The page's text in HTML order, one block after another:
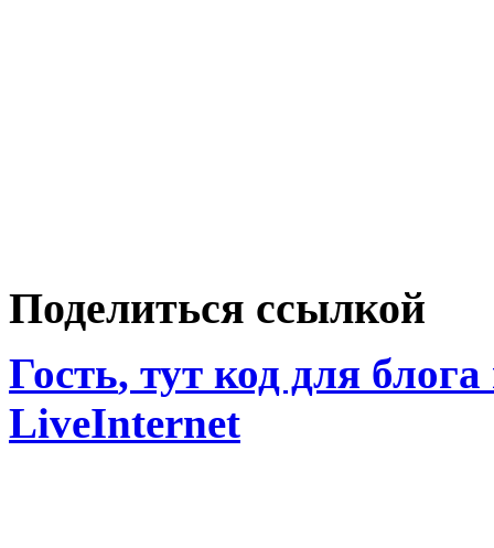
Поделиться ссылкой
Гость, тут код для
LiveInternet